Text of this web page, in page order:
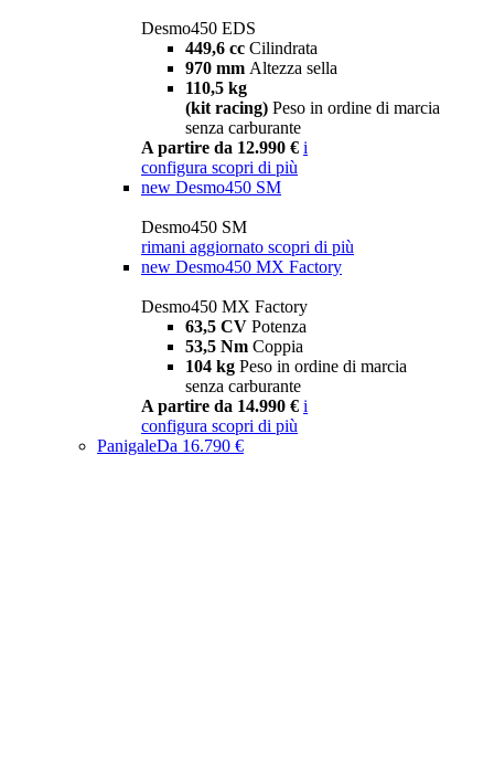
Desmo450 EDS
449,6 cc Cilindrata
970 mm Altezza sella
110,5 kg
(kit racing) Peso in ordine di marcia
senza carburante
A partire da 12.990 € i
configura scopri di più
new Desmo450 SM
Desmo450 SM
rimani aggiornato scopri di più
new Desmo450 MX Factory
Desmo450 MX Factory
63,5 CV Potenza
53,5 Nm Coppia
104 kg Peso in ordine di marcia
senza carburante
A partire da 14.990 € i
configura scopri di più
PanigaleDa 16.790 €